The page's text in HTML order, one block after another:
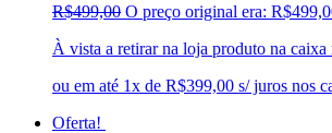
R$499,00 O preço original era:
À vista a retirar na loja produto na caixa
ou em até 1x de R$399,00 s/ juros nos
Oferta!